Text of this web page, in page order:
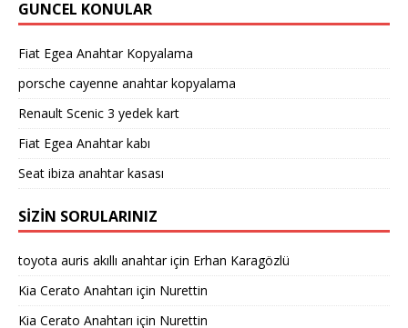
GUNCEL KONULAR
Fiat Egea Anahtar Kopyalama
porsche cayenne anahtar kopyalama
Renault Scenic 3 yedek kart
Fiat Egea Anahtar kabı
Seat ibiza anahtar kasası
SIZIN SORULARINIZ
toyota auris akıllı anahtariçin Erhan Karagözlü
Kia Cerato Anahtarı için Nurettin
Kia Cerato Anahtarı için Nurettin